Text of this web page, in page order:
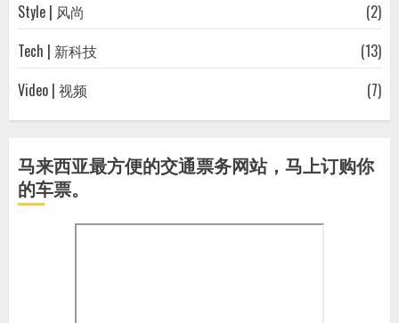
Style | 风尚
(2)
Tech | 新科技
(13)
Video | 视频
(7)
马来西亚最方便的交通票务网站，马上订购你
的车票。